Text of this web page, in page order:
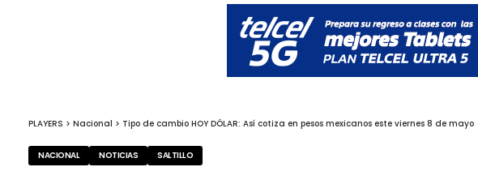
PLAYERS > Nacional > Tipo de cambio HOY DÓLAR: Así cotiza en pesos mexicanos este viernes 8 de mayo
NACIONAL NOTICIAS SALTILLO